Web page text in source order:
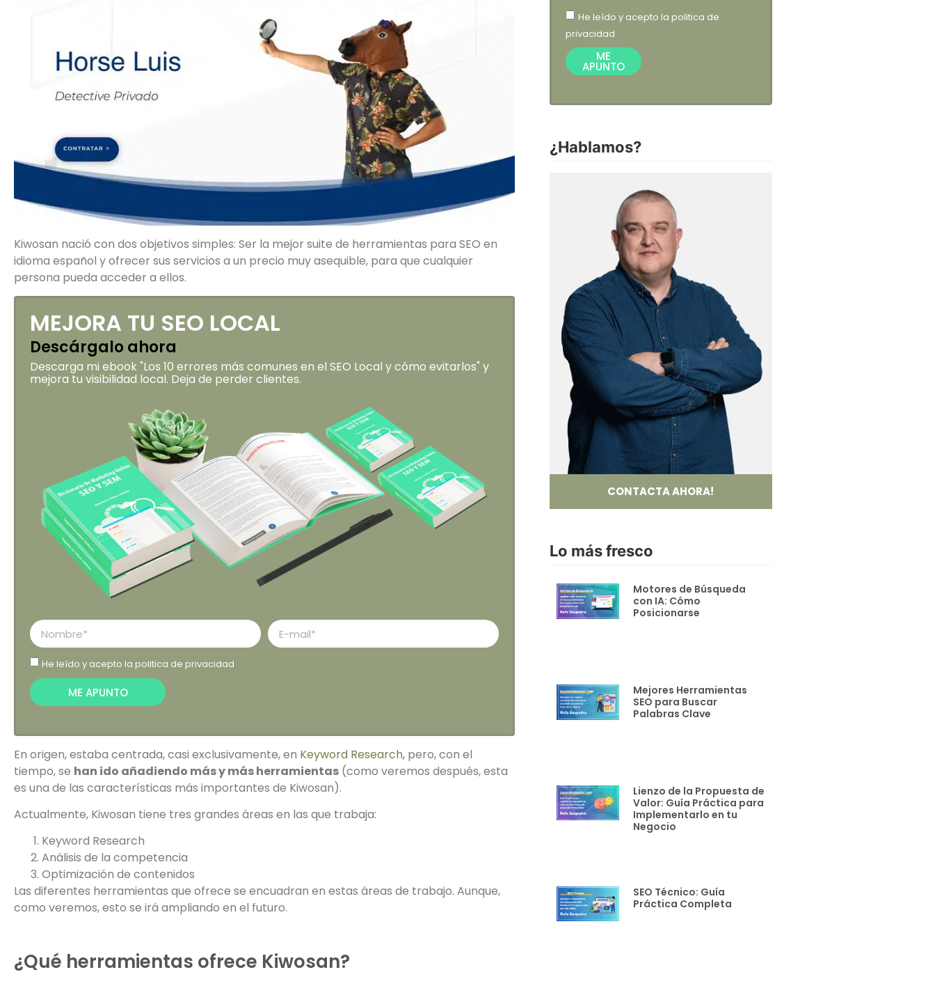
Kiwosan nació con dos objetivos simples: Ser la mejor suite de herramientas para SEO en
idioma español y ofrecer sus servicios a un precio muy asequible, para que cualquier
persona pueda acceder a ellos.
MEJORA TU SEO LOCAL
Descárgalo ahora
Descarga mi ebook "Los 10 errores más comunes en el SEO Local y cómo evitarlos" y
mejora tu visibilidad local. Deja de perder clientes.
He leído y acepto la politica de privacidad
ME APUNTO
En origen, estaba centrada, casi exclusivamente, en Keyword Research, pero, con el
tiempo, se han ido añadiendo más y más herramientas (como veremos después, esta
es una de las características más importantes de Kiwosan).
Actualmente, Kiwosan tiene tres grandes áreas en las que trabaja:
Keyword Research
Análisis de la competencia
Optimización de contenidos
Las diferentes herramientas que ofrece se encuadran en estas áreas de trabajo. Aunque,
como veremos, esto se irá ampliando en el futuro.
¿Qué herramientas ofrece Kiwosan?
He leído y acepto la politica de
privacidad
ME
APUNTO
¿Hablamos?
CONTACTA AHORA!
Lo más fresco
Motores de Búsqueda
con IA: Cómo
Posicionarse
Mejores Herramientas
SEO para Buscar
Palabras Clave
Lienzo de la Propuesta de
Valor: Guía Práctica para
Implementarlo en tu
Negocio
SEO Técnico: Guía
Práctica Completa